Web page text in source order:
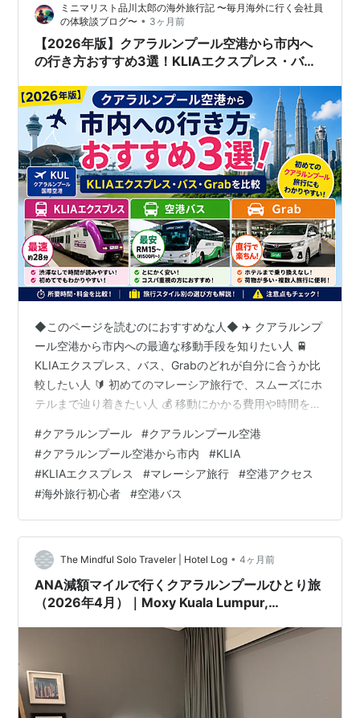
場所 KLIAエクスプレス乗り場付近 フードコート付近 ク
アラルンプール国際空港 仮眠時の注意点 注意点① 寒い
注意点②充…
ミニマリスト品川太郎の海外旅行記 〜毎月海外に行く会社員
の体験談ブログ〜 • 3ヶ月前
【2026年版】クアラルンプール空港から市内へ
の行き方おすすめ3選！KLIAエクスプレス・バ
◆このページを読むのにおすすめな人◆ ✈️ クアラルンプ
ール空港から市内への最適な移動手段を知りたい人 🚆
KLIAエクスプレス、バス、Grabのどれが自分に合うか比
較したい人 🔰 初めてのマレーシア旅行で、スムーズにホ
テルまで辿り着きたい人 💰 移動にかかる費用や時間を具
は、、 2026年最新のクアラルンプール空港から市内への
アクセス徹底ガイド！速さ・安さ・楽さの観点から3つの
主要ルートを詳しく解説します。 「マレーシア旅行、ク
アラルンプール空港に着いてからどうやって市内まで行
けばいいの？」と悩んでいませんか？✈️💡 クアラルンプ
ール国際空…
#クアラルンプール #クアラルンプール空港
#クアラルンプール空港から市内 #KLIA
#KLIAエクスプレス #マレーシア旅行 #空港アクセス
#海外旅行初心者 #空港バス
The Mindful Solo Traveler | Hotel Log • 4ヶ月前
ANA減額マイルで行くクアラルンプールひとり旅
（2026年4月）｜Moxy Kuala Lumpur,